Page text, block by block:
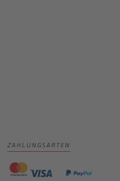
ZAHLUNGSARTEN